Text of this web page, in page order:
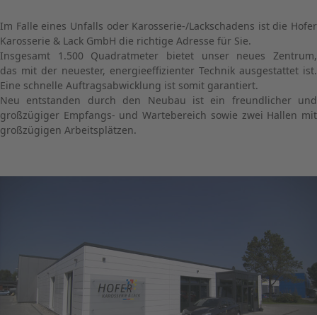
Im Falle eines Unfalls oder Karosserie-/Lackschadens ist die Hofer
Karosserie & Lack GmbH die richtige Adresse für Sie.
Insgesamt 1.500 Quadratmeter bietet unser neues Zentrum,
das mit der neuester, energieeffizienter Technik ausgestattet ist.
Eine schnelle Auftragsabwicklung ist somit garantiert.
Neu entstanden durch den Neubau ist ein freundlicher und
großzügiger Empfangs- und Wartebereich sowie zwei Hallen mit
großzügigen Arbeitsplätzen.